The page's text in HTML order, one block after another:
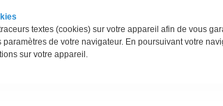
textes (cookies) sur votre appareil afin de vous
de votre navigateur. En poursuivant votre
sur votre appareil.